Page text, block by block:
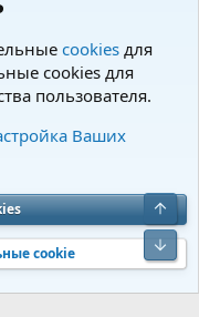
S
S
Ltd. Перевод от
cookies для
cookies для
пользователя.
Ваших
cookie